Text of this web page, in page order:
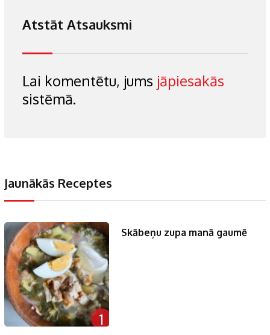
Atstāt Atsauksmi
Lai komentētu, jums jāpiesakās
sistēmā.
Jaunākās Receptes
1
Skābeņu zupa manā gaumē